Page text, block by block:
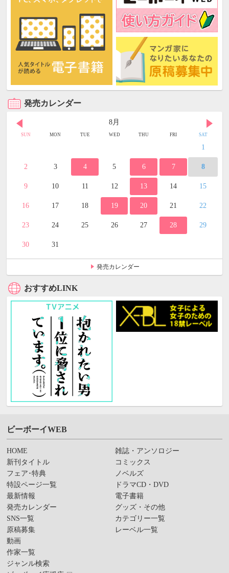
発売カレンダー
8月
SUN MON TUE WED THU FRI SAT
1
2 3 4 5 6 7 8
9 10 11 12 13 14 15
16 17 18 19 20 21 22
23 24 25 26 27 28 29
30 31
発売カレンダー
おすすめLINK
ビーボーイWEB
HOME
新刊タイトル
フェア･特典
特設ページ一覧
最新情報
発売カレンダー
SNS一覧
原稿募集
動画
作家一覧
ジャンル検索
雑誌・アンソロジー
コミックス
ノベルズ
ドラマCD・DVD
電子書籍
グッズ・その他
カテゴリー一覧
レーベル一覧